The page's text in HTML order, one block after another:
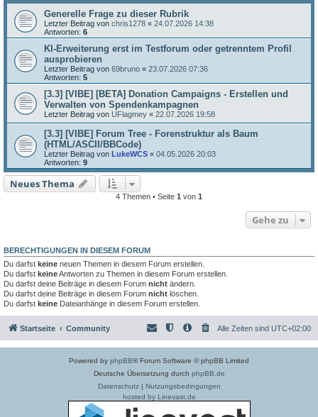
Generelle Frage zu dieser Rubrik
Letzter Beitrag von chris1278 « 24.07.2026 14:38
Antworten: 6
KI-Erweiterung erst im Testforum oder getrenntem Profil
ausprobieren
Letzter Beitrag von 69bruno « 23.07.2026 07:36
Antworten: 5
[3.3] [VIBE] [BETA] Donation Campaigns - Erstellen und
Verwalten von Spendenkampagnen
Letzter Beitrag von UFlagmey « 22.07.2026 19:58
[3.3] [VIBE] Forum Tree - Forenstruktur als Baum
(HTML/ASCII/BBCode)
Letzter Beitrag von LukeWCS « 04.05.2026 20:03
Antworten: 9
Neues Thema
4 Themen • Seite 1 von 1
Gehe zu
BERECHTIGUNGEN IN DIESEM FORUM
Du darfst keine neuen Themen in diesem Forum erstellen.
Du darfst keineAntworten zu Themen in diesem Forum erstellen.
Du darfst deine Beiträge in diesem Forum nicht ändern.
Du darfst deine Beiträge in diesem Forum nicht löschen.
Du darfst keine Dateianhänge in diesem Forum erstellen.
Startseite Community Alle Zeiten sind UTC+02:00
Powered by phpBB® Forum Software © phpBB Limited
Deutsche Übersetzung durch phpBB.de
Datenschutz| Nutzungsbedingungen
hosted by Linevast.de